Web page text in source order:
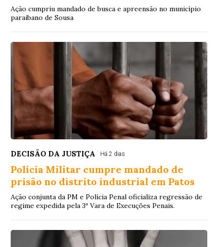
Ação cumpriu mandado de busca e apreensão no município
paraibano de Sousa
DECISÃO DA JUSTIÇA Há 2 dias
Polícia Militar cumpre mandado de
prisão no distrito industrial em Patos
Ação conjunta da PM e Polícia Penal oficializa regressão de
regime expedida pela 3ª Vara de Execuções Penais.